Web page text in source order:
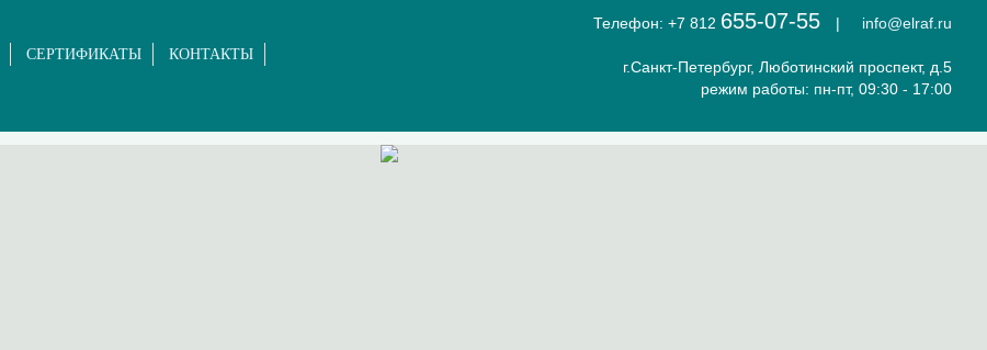
СЕРТИФИКАТЫ КОНТАКТЫ
Телефон: +7 812 655-07-55 | info@elraf.ru
г.Санкт-Петербург, Люботинский проспект, д.5
режим работы: пн-пт, 09:30 - 17:00